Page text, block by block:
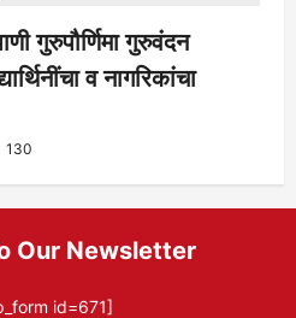
गुरुपौर्णिमा गुरुवंदन
व नागरिकांचा
130
Our Newsletter
id=671]